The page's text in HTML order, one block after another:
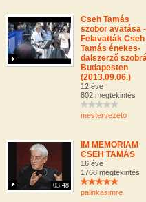
Cseh Tamás
szobor avatása -
Felavatták Cseh
Tamás énekes-
dalszerző
Budapesten
(2013.09.06.)
12 éve
802 megtekintés
mestervezeto
03:48
IM MEMORIAM
CSEH TAMÁS
16 éve
1768 megtekintés
palinkasimre